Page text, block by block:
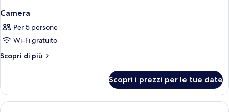
Camera
Per 5 persone
Wi-Fi gratuito
Scopri di più
Altri
Scopri i prezzi per le tue date